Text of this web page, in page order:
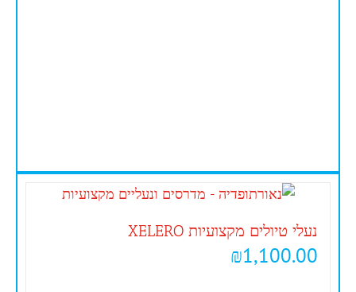
נעלי טיולים מקצועיות XELERO
₪1,100.00